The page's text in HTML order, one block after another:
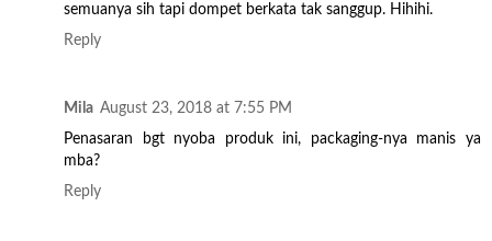
semuanya sih tapi dompet berkata tak sanggup. Hihihi.
Reply
Mila August 23, 2018 at 7:55 PM
Penasaran bgt nyoba produk ini, packaging-nya manis ya
mba?
Reply